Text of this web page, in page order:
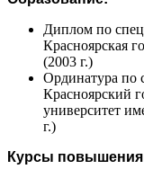
Диплом по
Красноярская
(2003 г.)
Ординатура по
Красноярский
университет
г.)
Курсы